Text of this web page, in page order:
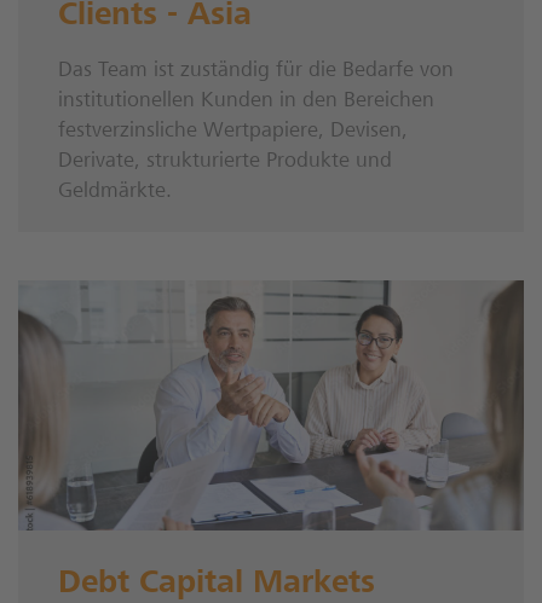
Clients - Asia
Das Team ist zuständig für die Bedarfe von
institutionellen Kunden in den Bereichen
festverzinsliche Wertpapiere, Devisen,
Derivate, strukturierte Produkte und
Geldmärkte.
Debt Capital Markets